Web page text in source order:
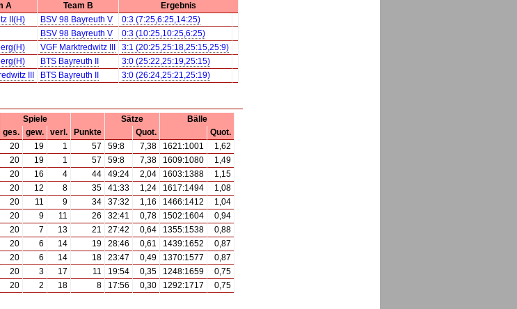
A Team B
Ergebnis
II(H) BSV 98 Bayreuth V
0:3 (7:25,6:25,14:25)
BSV 98 Bayreuth V
0:3 (10:25,10:25,6:25)
VGF Marktredwitz III
3:1 (20:25,25:18,25:15,25:9)
BTS Bayreuth II
3:0 (25:22,25:19,25:15)
III BTS Bayreuth II 3:0 (26:24,25:21,25:19)
Spiele Sätze
Bälle
ges. gew. verl. Punkte Quot.
Quot.
20 19 1 57 59:8 7,38 1621:1001
1,62
20 19 1 57 59:8 7,38 1609:1080
1,49
20 16 4 44 49:24 2,04 1603:1388
1,15
20 12 8 35 41:33 1,24 1617:1494
1,08
20 11 9 34 37:32 1,16 1466:1412
1,04
20 9 11 26 32:41 0,78 1502:1604
0,94
20 7 13 21 27:42 0,64 1355:1538
0,88
20 6 14 19 28:46 0,61 1439:1652
0,87
20 6 14 18 23:47 0,49 1370:1577
0,87
20 3 17 11 19:54 0,35 1248:1659
0,75
20 2 18 8 17:56 0,30 1292:1717
0,75